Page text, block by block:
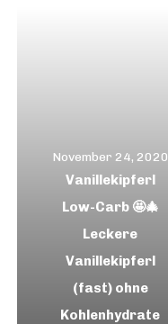
November 24, 2020
Vanillekipferl
Low-Carb 🤩🎄
Leckere
Vanillekipferl
(fast) ohne
Kohlenhydrate